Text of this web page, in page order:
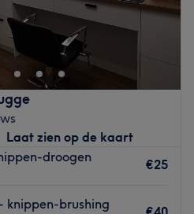
Laat zien op de kaart
droogen
€25
knippen-brushing